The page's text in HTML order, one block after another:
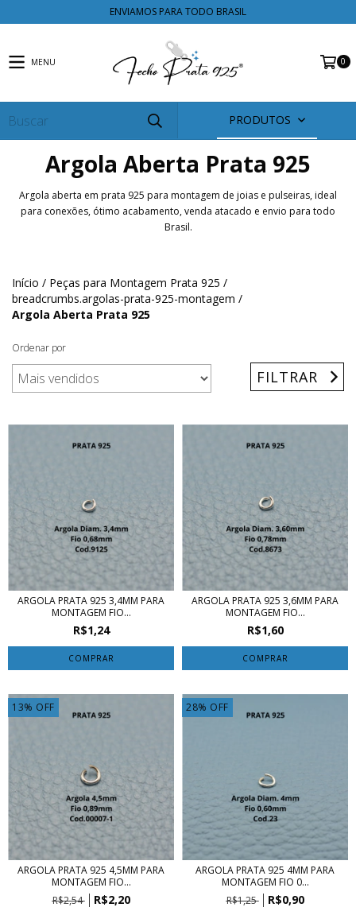
ENVIAMOS PARA TODO BRASIL
MENU 0
PRODUTOS
Argola Aberta Prata 925
Argola aberta em prata 925 para montagem de joias e pulseiras, ideal
para conexões, ótimo acabamento, venda atacado e envio para todo
Brasil.
Início / Peças para Montagem Prata 925 /
breadcrumbs.argolas-prata-925-montagem /
Argola Aberta Prata 925
Ordenar por
FILTRAR
ARGOLA PRATA 925 3,4MM PARA
MONTAGEM FIO...
R$1,24
COMPRAR
ARGOLA PRATA 925 3,6MM PARA
MONTAGEM FIO...
R$1,60
COMPRAR
13% OFF
ARGOLA PRATA 925 4,5MM PARA
MONTAGEM FIO...
R$2,54
R$2,20
28% OFF
ARGOLA PRATA 925 4MM PARA
MONTAGEM FIO 0...
R$1,25
R$0,90